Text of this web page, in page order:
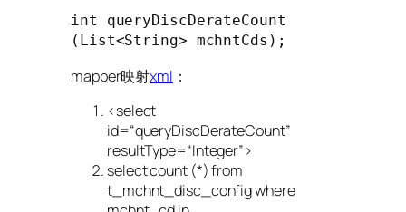
int
queryDiscDerateCount
(List<String> mchntCds) ;
mapper映射xml ：
<select
id=“queryDiscDerateCount”
resultType=“Integer”>
selectcount (*)from
t_mchnt_disc_config where